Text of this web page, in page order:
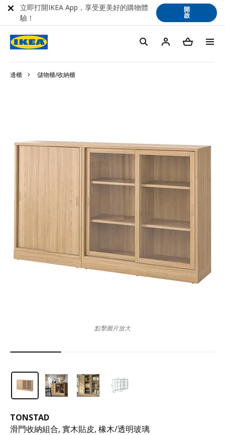
邊櫃 儲物櫃/收納櫃
TONSTAD
滑門收納組合, 實木貼皮, 橡木/透明玻璃
點擊圖片放大
立即打開IKEA App，享受更美好的購物體
驗！
開
啟